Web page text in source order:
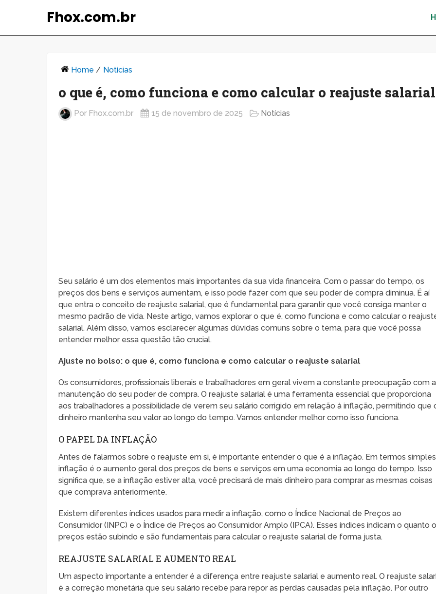
Fhox.com.br
Home / Notícias
o que é, como funciona e como calcular o reajuste salarial
Por Fhox.com.br 15 de novembro de 2025 Notícias
Seu salário é um dos elementos mais importantes da sua vida financeira. Com o passar do tempo, os
preços dos bens e serviços aumentam, e isso pode fazer com que seu poder de compra diminua. É aí
que entra o conceito de reajuste salarial, que é fundamental para garantir que você consiga manter o
mesmo padrão de vida. Neste artigo, vamos explorar o que é, como funciona e como calcular o
salarial. Além disso, vamos esclarecer algumas dúvidas comuns sobre o tema, para que você possa
entender melhor essa questão tão crucial.
Ajuste no bolso: o que é, como funciona e como calcular o reajuste salarial
Os consumidores, profissionais liberais e trabalhadores em geral vivem a constante preocupação com a
manutenção do seu poder de compra. O reajuste salarial é uma ferramenta essencial que proporciona
aos trabalhadores a possibilidade de verem seu salário corrigido em relação à inflação, permitindo que
dinheiro mantenha seu valor ao longo do tempo. Vamos entender melhor como isso funciona.
O PAPEL DA INFLAÇÃO
Antes de falarmos sobre o reajuste em si, é importante entender o que é a inflação. Em termos
inflação é o aumento geral dos preços de bens e serviços em uma economia ao longo do tempo. Isso
significa que, se a inflação estiver alta, você precisará de mais dinheiro para comprar as mesmas coisas
que comprava anteriormente.
Existem diferentes índices usados para medir a inflação, como o Índice Nacional de Preços ao
Consumidor (INPC) e o Índice de Preços ao Consumidor Amplo (IPCA). Esses índices indicam o quanto
preços estão subindo e são fundamentais para calcular o reajuste salarial de forma justa.
REAJUSTE SALARIAL E AUMENTO REAL
Um aspecto importante a entender é a diferença entre reajuste salarial e aumento real. O reajuste
é a correção monetária que seu salário recebe para repor as perdas causadas pela inflação. Por outro